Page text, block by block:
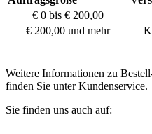
€ 0 bis € 200,00
€ 200,00 und mehr
Weitere Informationen zu
finden Sie unter Kundenservice.
Sie finden uns auch auf: